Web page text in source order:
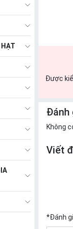
HẠT
Được
Đánh
Không
Viết
*Đánh